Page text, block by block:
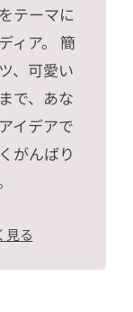
テーマに
ィア。 簡
、可愛い
で、あな
イデアで
がんばり
見る